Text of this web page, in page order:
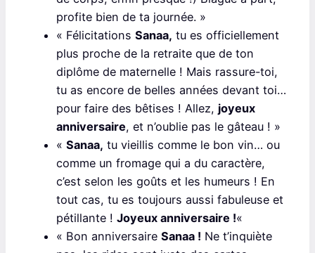
profite bien de ta journée. »
« Félicitations Sanaa, tu es officiellement
plus proche de la retraite que de ton
diplôme de maternelle ! Mais rassure-toi,
tu as encore de belles années devant toi…
pour faire des bêtises ! Allez, joyeux
anniversaire, et n’oublie pas le gâteau ! »
« Sanaa, tu vieillis comme le bon vin… ou
comme un fromage qui a du caractère,
c’est selon les goûts et les humeurs ! En
tout cas, tu es toujours aussi fabuleuse et
pétillante ! Joyeux anniversaire !«
« Bon anniversaire Sanaa ! Ne t’inquiète